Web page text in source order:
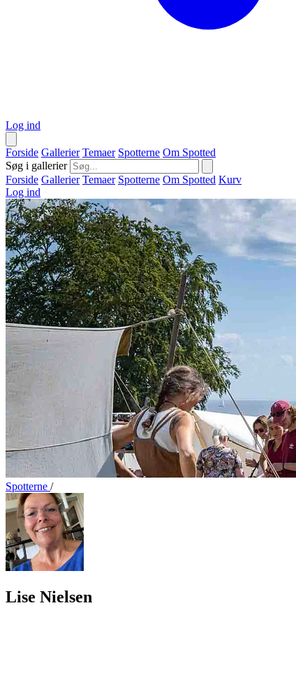
Log ind
Forside Gallerier Temaer Spotterne Om Spotted
Søg i gallerier
Forside Gallerier Temaer Spotterne Om Spotted Kurv
Log ind
Spotterne /
Lise Nielsen